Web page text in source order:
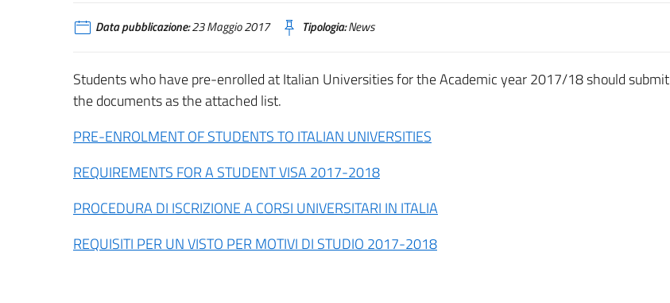
Data pubblicazione:23 Maggio 2017 Tipologia:News
Students who have pre-enrolled at Italian Universities for the Academic year 2017/18 should submit
the documents as the attached list.
PRE-ENROLMENT OF STUDENTS TO ITALIAN UNIVERSITIES
REQUIREMENTS FOR A STUDENT VISA 2017-2018
PROCEDURA DI ISCRIZIONE A CORSI UNIVERSITARI IN ITALIA
REQUISITI PER UN VISTO PER MOTIVI DI STUDIO 2017-2018